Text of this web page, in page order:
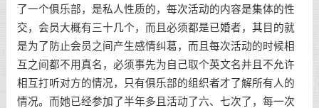
了一个俱乐部，是私人性质的，每次活动的内容是集体的性
交，会员大概有三十几个，而且必须都是已婚者，其目的就
是为了防止会员之间产生感情纠葛，而且每次活动的时候相
互之间都不用真名，必须事先为自己取个英文名并且不允许
相互打听对方的情况，只有俱乐部的组织者才了解所有人的
情况。而她已经参加了半年多且活动了六、七次了，每一次